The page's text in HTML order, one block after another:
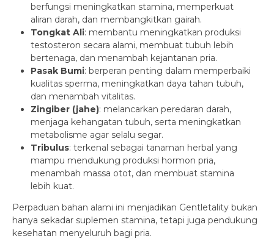
berfungsi meningkatkan stamina, memperkuat
aliran darah, dan membangkitkan gairah.
Tongkat Ali: membantu meningkatkan produksi
testosteron secara alami, membuat tubuh lebih
bertenaga, dan menambah kejantanan pria.
Pasak Bumi: berperan penting dalam memperbaiki
kualitas sperma, meningkatkan daya tahan tubuh,
dan menambah vitalitas.
Zingiber (jahe): melancarkan peredaran darah,
menjaga kehangatan tubuh, serta meningkatkan
metabolisme agar selalu segar.
Tribulus: terkenal sebagai tanaman herbal yang
mampu mendukung produksi hormon pria,
menambah massa otot, dan membuat stamina
lebih kuat.
Perpaduan bahan alami ini menjadikan Gentletality bukan
hanya sekadar suplemen stamina, tetapi juga pendukung
kesehatan menyeluruh bagi pria.